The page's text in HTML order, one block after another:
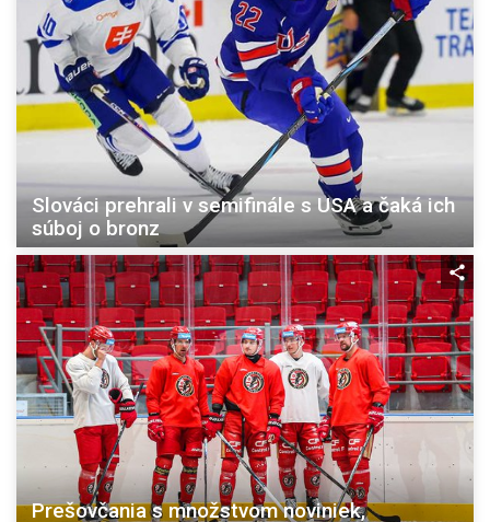
Slováci prehrali v semifinále s USA a čaká ich
súboj o bronz
Prešovčania s množstvom noviniek,